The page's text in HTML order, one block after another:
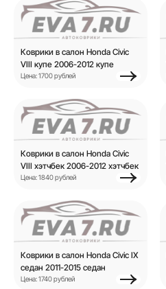
Коврики в салон Honda Civic
VIII купе 2006-2012 купе
Цена: 1700 рублей
Коврики в салон Honda Civic
VIII хэтчбек 2006-2012 хэтчбек
Цена: 1840 рублей
Коврики в салон Honda Civic IX
седан 2011-2015 седан
Цена: 1740 рублей